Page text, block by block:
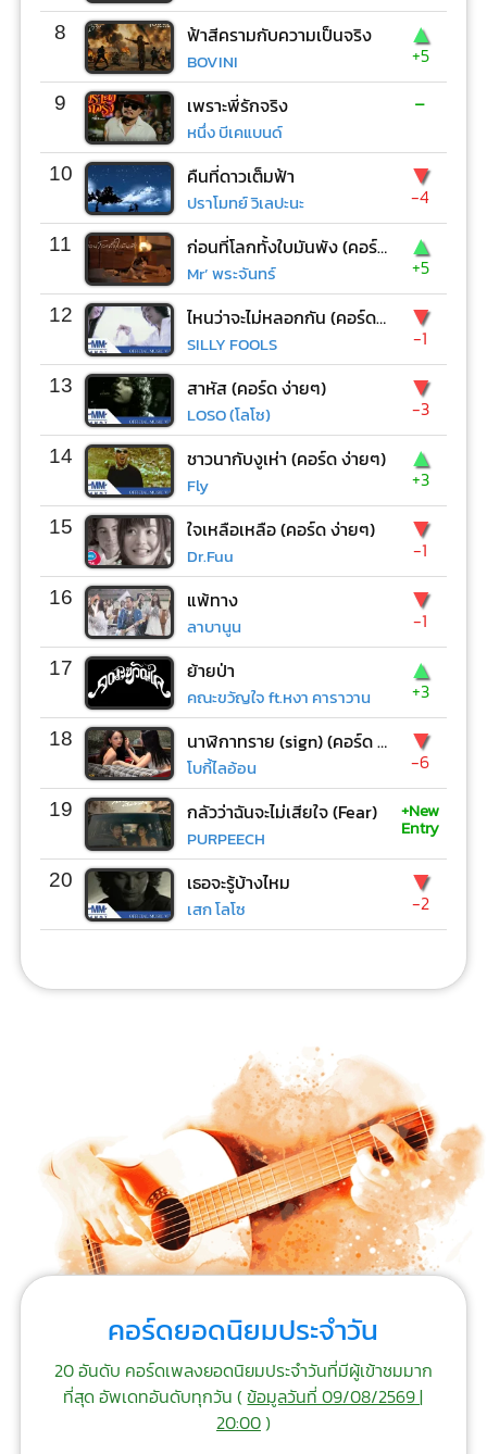
8 ฟ้าสีครามกับความเป็นจริง
BOVINI
▲
+5
9 เพราะพี่รักจริง
หนึ่ง บีเคแบนด์
-
10 คืนที่ดาวเต็มฟ้า
ปราโมทย์ วิเลปะนะ
▼
-4
11 ก่อนที่โลกทั้งใบมันพัง (คอร์ด ง่ายๆ)
Mr’ พระจันทร์
▲
+5
12 ไหนว่าจะไม่หลอกกัน (คอร์ด ง่ายๆ)
SILLY FOOLS
▼
-1
13 สาหัส (คอร์ด ง่ายๆ)
LOSO (โลโซ)
▼
-3
14 ชาวนากับงูเห่า (คอร์ด ง่ายๆ)
Fly
▲
+3
15 ใจเหลือเหลือ (คอร์ด ง่ายๆ)
Dr.Fuu
▼
-1
16 แพ้ทาง
ลาบานูน
▼
-1
17 ย้ายป่า
คณะขวัญใจ ft.หงา คาราวาน
▲
+3
18 นาฬิกาทราย (sign) (คอร์ด ง่ายๆ)
โบกี้ไลอ้อน
▼
-6
19 กลัวว่าฉันจะไม่เสียใจ (Fear)
PURPEECH
+New
Entry
20 เธอจะรู้บ้างไหม
เสก โลโซ
▼
-2
คอร์ดยอดนิยมประจำวัน
20 อันดับ คอร์ดเพลงยอดนิยมประจำวันที่มีผู้เข้าชมมาก
ที่สุด อัพเดทอันดับทุกวัน (ข้อมูลวันที่ 09/08/2569 |
20:00)